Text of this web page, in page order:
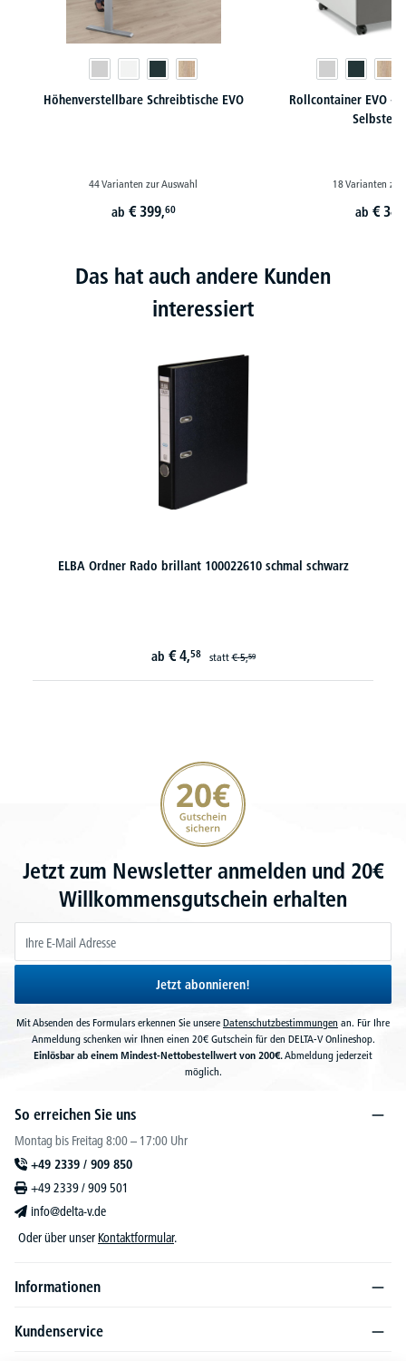
Höhenverstellbare Schreibtische EVO
44 Varianten zur Auswahl
ab € 399,60
Rollcontainer EVO -
18 Varianten zur
ab €
Das hat auch andere Kunden
interessiert
ELBA Ordner Rado brillant 100022610 schmal schwarz
ab € 4,58 statt€ 5,59
20€ Gutschein sichern
Jetzt zum Newsletter anmelden und 20€
Willkommensgutschein erhalten
Jetzt abonnieren!
Mit Absenden des Formulars erkennen Sie unsere Datenschutzbestimmungen an. Für Ihre
Anmeldung schenken wir Ihnen einen 20€ Gutschein für den DELTA-V Onlineshop.
Einlösbar ab einem Mindest-Nettobestellwert von 200€.Abmeldung jederzeit
möglich.
So erreichen Sie uns
Montag bis Freitag 8:00 – 17:00 Uhr
+49 2339 / 909 850
+49 2339 / 909 501
info@delta-v.de
Oder über unser Kontaktformular.
Informationen
Kundenservice